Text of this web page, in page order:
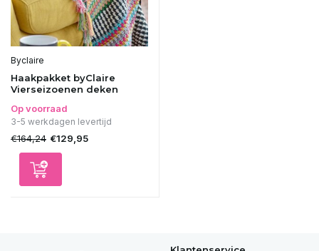
Byclaire
Haakpakket byClaire
Vierseizoenen deken
Op voorraad
3-5 werkdagen levertijd
€164,24 €129,95